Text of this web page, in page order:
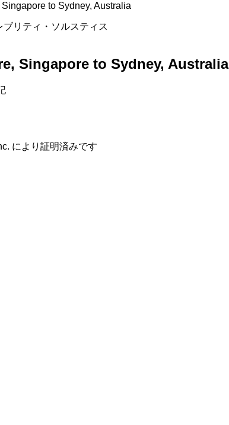
to Sydney, Australia
ブリティ・ソルスティス
Singapore to Sydney, Australia
により証明済みです